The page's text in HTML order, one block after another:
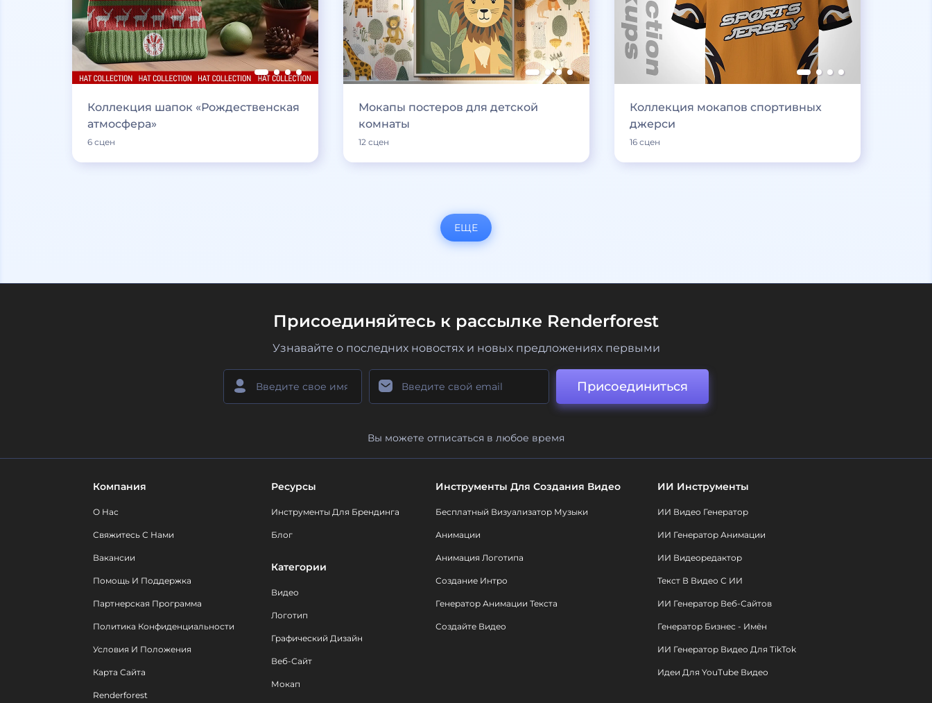
Коллекция шапок «Рождественская
атмосфера»
6 сцен
Мокапы постеров для детской
комнаты
12 сцен
Коллекция мокапов спортивных
джерси
16 сцен
ЕЩЕ
Присоединяйтесь к рассылке Renderforest
Узнавайте о последних новостях и новых предложениях первыми
Присоединиться
Вы можете отписаться в любое время
Компания
О Нас
Свяжитесь С Нами
Вакансии
Помощь И Поддержка
Партнерская Программа
Политика Конфиденциальности
Условия И Положения
Карта Сайта
Renderforest
Ресурсы
Инструменты Для Брендинга
Блог
Категории
Видео
Логотип
Графический Дизайн
Веб-Сайт
Мокап
Инструменты Для Создания Видео
Бесплатный Визуализатор Музыки
Анимации
Анимация Логотипа
Создание Интро
Генератор Анимации Текста
Создайте Видео
ИИ Инструменты
ИИ Видео Генератор
ИИ Генератор Анимации
ИИ Видеоредактор
Текст В Видео С ИИ
ИИ Генератор Веб-Сайтов
Генератор Бизнес - Имён
ИИ Генератор Видео Для TikTok
Идеи Для YouTube Видео